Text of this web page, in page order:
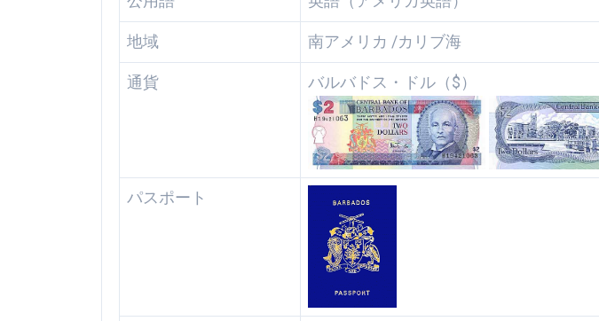
地域 南アメリカ /カリブ海
通貨 バルバドス・ドル（$）
パスポート